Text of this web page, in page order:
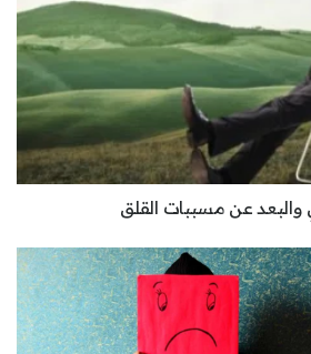
عن مسببات القلق